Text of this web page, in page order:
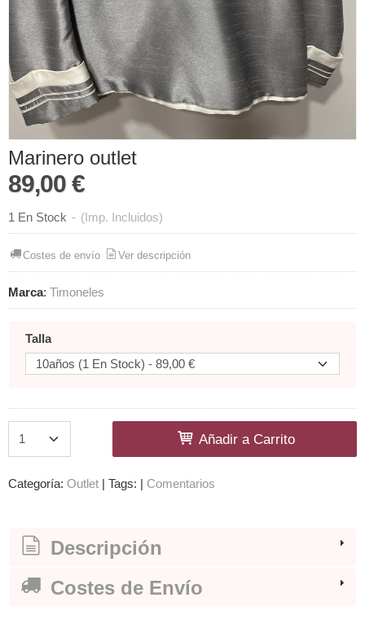
Marinero outlet
89,00 €
1 En Stock - (Imp. Incluidos)
Costes de envío Ver descripción
Marca: Timoneles
Talla
Añadir a Carrito
Categoría: Outlet | Tags: | Comentarios
Descripción
Costes de Envío